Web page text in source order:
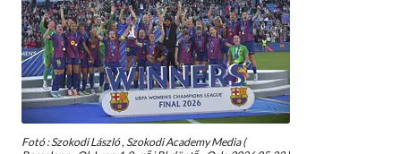
Fotó : Szokodi László , Szokodi Academy Media (